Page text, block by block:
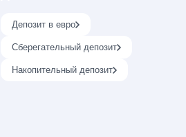
Депозит в евро
Сберегательный депозит
Накопительный депозит